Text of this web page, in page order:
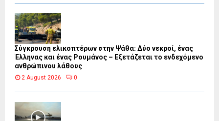
Σύγκρουση ελικοπτέρων στην Ψάθα: Δύο νεκροί, ένας
Έλληνας και ένας Ρουμάνος – Εξετάζεται το ενδεχόμενο
ανθρώπινου λάθους
2 August 2026 0